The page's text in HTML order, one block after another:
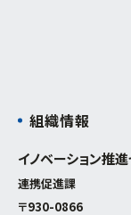
組織情報
イノベーション推
連携促進課
〒930-0866